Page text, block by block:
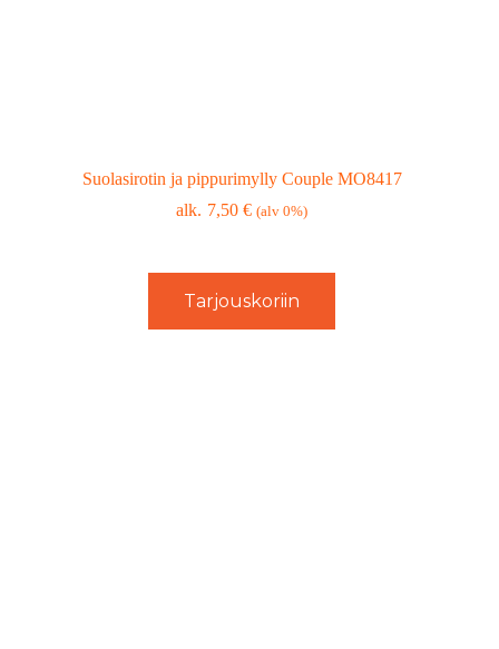
Suolasirotin ja pippurimylly Couple MO8417
7,50€ (alv 0%)
Tarjouskoriin